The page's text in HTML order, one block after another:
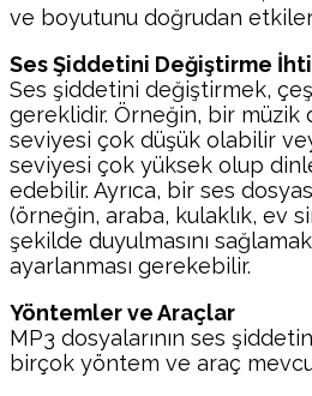
ve boyutunu doğrudan
Ses Şiddetini Değiştirme
Ses şiddetini değiştirmek,
gereklidir. Örneğin, bir müzik
seviyesi çok düşük olabilir
seviyesi çok yüksek olup
edebilir. Ayrıca, bir ses
(örneğin, araba, kulaklık, ev
şekilde duyulmasını
ayarlanması gerekebilir.
Yöntemler ve Araçlar
MP3 dosyalarının ses
birçok yöntem ve araç